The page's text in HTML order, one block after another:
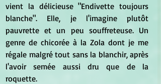
vient la délicieuse "Endivette toujours
blanche". Elle, je l'imagine plutôt
pauvrette et un peu souffreteuse. Un
genre de chicorée à la Zola dont je me
régale malgré tout sans la blanchir, après
l'avoir semée aussi dru que de la
roquette.